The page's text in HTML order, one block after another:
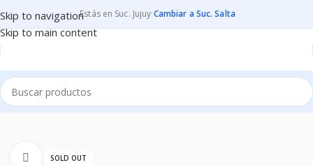
Skip to navigation
Skip to main content
Estás en Suc. Jujuy·Cambiar a Suc. Salta
Inicio CONSUMIBLES CARTUCHOS PARA IMPRESORAS
SOLD OUT
Clic para ampliar